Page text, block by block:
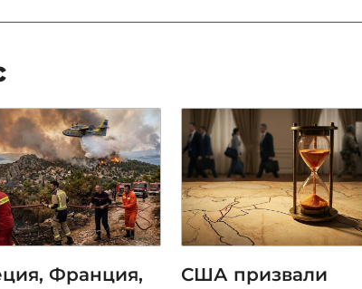
Франция,
США призвали